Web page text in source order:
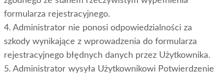
formularza rejestracyjnego.
4. Administrator nie ponosi odpowiedzialności za
szkody wynikające z wprowadzenia do formularza
rejestracyjnego błędnych danych przez Użytkownika.
5. Administrator wysyła Użytkownikowi Potwierdzenie